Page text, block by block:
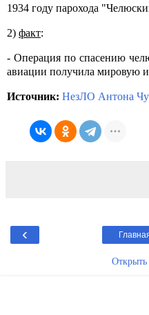
1934 году парохода
2) факт:
- Операция по спасению
авиации получила мировую
Источник: НезЛО Антона
‹